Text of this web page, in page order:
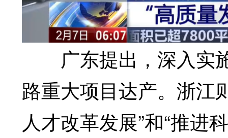
广东提出，深入实施
路重大项目达产。浙江
人才改革发展”和“推进